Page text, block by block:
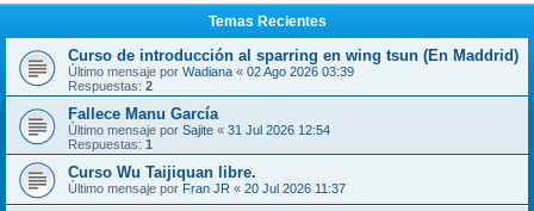
a
r
Temas Recientes
Curso de introducción al sparring en wing tsun (En Maddrid)
Último mensaje por Wadiana « 02 Ago 2026 03:39
Respuestas: 2
Fallece Manu García
Último mensaje por Sajite « 31 Jul 2026 12:54
Respuestas: 1
Curso Wu Taijiquan libre.
Último mensaje por Fran JR « 20 Jul 2026 11:37